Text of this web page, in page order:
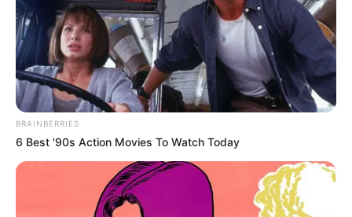
visitado con regularidad por turistas, pero no contaron
con suerte y resbalaron al vacío.
El menor de 12 años fue hallado en el lugar en una de las
zonas de la cascada metros más abajo, pero el cuerpo del
padre no se encontró, por esolas autoridades
comenzaron la búsqueda
Este tiempo para la familia ha sido muy desgastante
porque quieren brindarle un último adiós a su ser querido.
BRAINBERRIES
6 Best '90s Action Movies To Watch Today